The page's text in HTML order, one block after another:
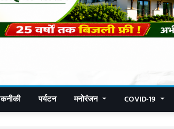
पर्यटन मनोरंजन COVID-19